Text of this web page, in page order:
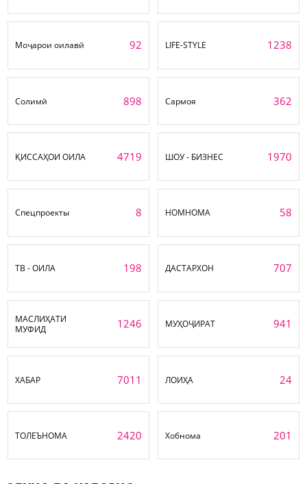
Моҷарои оилавӣ 92 LIFE-STYLE 1238
Солимӣ 898 Сармоя 362
ҚИССАҲОИ ОИЛА 4719 ШОУ - БИЗНЕС 1970
Спецпроекты 8 НОМНОМА 58
ТВ - ОИЛА 198 ДАСТАРХОН 707
МАСЛИҲАТИ
МУФИД
1246 МУҲОҶИРАТ 941
ХАБАР 7011 ЛОИҲА 24
ТОЛЕЪНОМА 2420 Хобнома 201